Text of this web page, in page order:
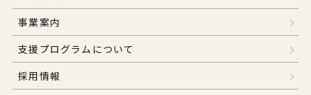
事業案内
支援プログラムについて
採用情報